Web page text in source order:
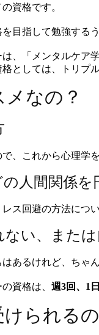
資格です。
目指して勉強する
、「メンタルケア
としては、トリプ
なの？
、これから心理学
人間関係
ス回避の方法につ
い、また
はあるけれど、ち
資格は、 週3回、1
られる